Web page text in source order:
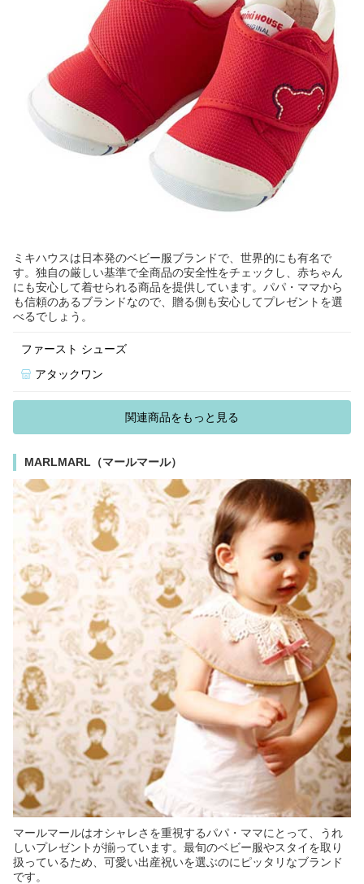
ミキハウスは日本発のベビー服ブランドで、世界的にも有名で
す。独自の厳しい基準で全商品の安全性をチェックし、赤ちゃん
にも安心して着せられる商品を提供しています。パパ・ママから
も信頼のあるブランドなので、贈る側も安心してプレゼントを選
べるでしょう。
ファースト シューズ
アタックワン
関連商品をもっと見る
MARLMARL（マールマール）
マールマールはオシャレさを重視するパパ・ママにとって、うれ
しいプレゼントが揃っています。最旬のベビー服やスタイを取り
扱っているため、可愛い出産祝いを選ぶのにピッタリなブランド
です。